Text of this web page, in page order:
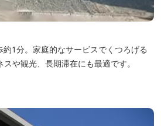
約1分。家庭的なサービスでくつろげる
や観光、長期滞在にも最適です。